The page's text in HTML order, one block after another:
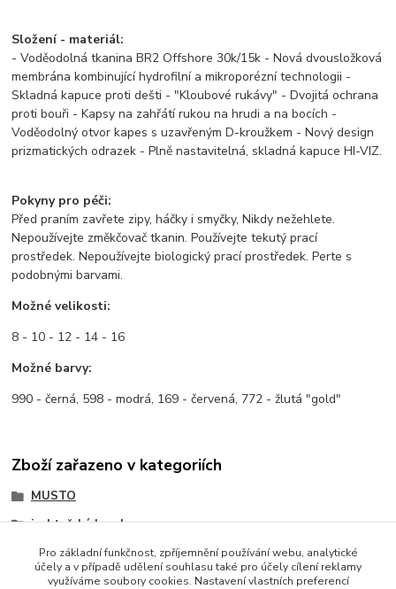
Složení - materiál:
- Voděodolná tkanina BR2 Offshore 30k/15k - Nová dvousložková
membrána kombinující hydrofilní a mikroporézní technologii -
Skladná kapuce proti dešti - "Kloubové rukávy" - Dvojitá ochrana
proti bouři - Kapsy na zahřátí rukou na hrudi a na bocích -
Voděodolný otvor kapes s uzavřeným D-kroužkem - Nový design
prizmatických odrazek - Plně nastavitelná, skladná kapuce HI-VIZ.
Pokyny pro péči:
Před praním zavřete zipy, háčky i smyčky, Nikdy nežehlete.
Nepoužívejte změkčovač tkanin. Používejte tekutý prací
prostředek. Nepoužívejte biologický prací prostředek. Perte s
podobnými barvami.
Možné velikosti:
8 - 10 - 12 - 14 - 16
Možné barvy:
990 - černá, 598 - modrá, 169 - červená, 772 - žlutá "gold"
Zboží zařazeno v kategoriích
MUSTO
jachtařské bundy
dámské
Pro základní funkčnost, zpříjemnění používání webu, analytické
účely a v případě udělení souhlasu také pro účely cílení reklamy
využíváme soubory cookies. Nastavení vlastních preferencí